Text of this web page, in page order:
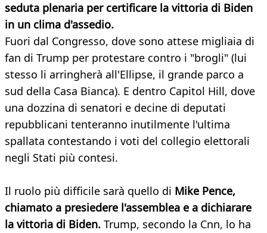
seduta plenaria per certificare la vittoria di Biden
in un clima d'assedio.
Fuori dal Congresso, dove sono attese migliaia di
fan di Trump per protestare contro i "brogli" (lui
stesso li arringherà all'Ellipse, il grande parco a
sud della Casa Bianca). E dentro Capitol Hill, dove
una dozzina di senatori e decine di deputati
repubblicani tenteranno inutilmente l'ultima
spallata contestando i voti del collegio elettorali
negli Stati più contesi.
Il ruolo più difficile sarà quello di Mike Pence,
chiamato a presiedere l'assemblea e a dichiarare
la vittoria di Biden. Trump, secondo la Cnn, lo ha